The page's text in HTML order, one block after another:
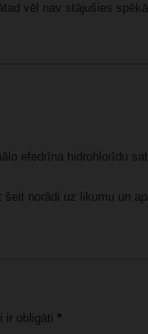
vēl nav stājušies
efedrīna hidrohlorīdu
norādi uz likumu un
ir obligāti *